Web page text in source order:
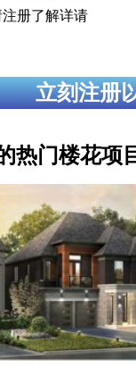
册了解详请
立刻注册
热门楼花项